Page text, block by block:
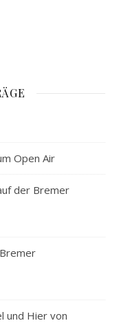
Open Air
der Bremer
und Hier von